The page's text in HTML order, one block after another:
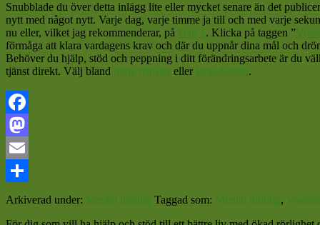
Snubblade du över detta inlägg lite eller mycket senare än det
nytt med något nytt. Varje dag, varje timme ja till och med varje
nu eller, vilket jag rekommenderar, på Dag 1 . Klicka på taggen ”
förmåga att klara vardagens krav och där du uppnår dina mål och
Behöver du hjälp, stöd och peppning i ditt förändringsarbete är du
tjänst direkt. Välj bland mina tjänster eller BokaDirekt.
Facebook
Mastodon
Email
Dela
Arkiverad under: Mental träning Taggad som: Mental träning,